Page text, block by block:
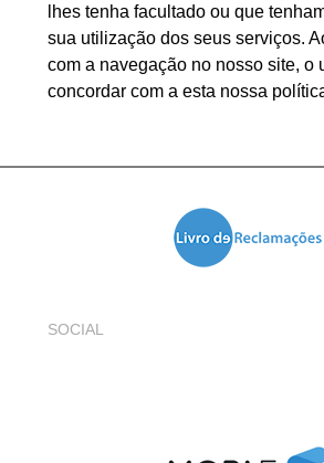
lhes tenha facultado ou que
sua utilização dos seus serviços.
com a navegação no nosso site, o
concordar com a esta nossa
SOCIAL